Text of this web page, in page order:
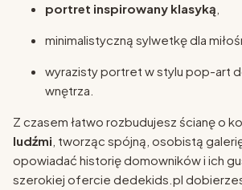
portret inspirowany klasyką
minimalistyczną sylwetkę dla
wyrazisty portret w stylu pop-art
wnętrza.
Z czasem łatwo rozbudujesz ścianę o
ludźmi , tworząc spójną, osobistą
opowiadać historię domowników i ich
szerokiej ofercie dedekids.pl